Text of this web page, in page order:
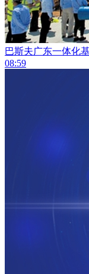
巴斯夫广东一体化
08:59